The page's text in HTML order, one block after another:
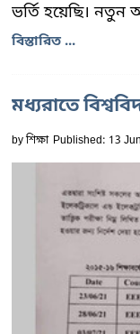
ভর্তি হয়েছি।
বিস্তারিত ...
মধ্যরাতে
byশিক্ষা Published: 13